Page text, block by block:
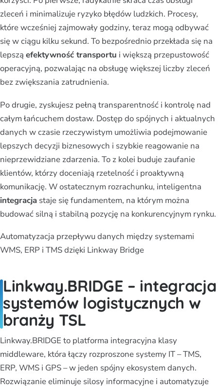
zleceń i minimalizuje ryzyko błędów ludzkich. Procesy,
które wcześniej zajmowały godziny, teraz mogą odbywać
się w ciągu kilku sekund. To bezpośrednio przekłada się na
lepszą efektywność transportu i większą przepustowość
operacyjną, pozwalając na obsługę większej liczby zleceń
bez zwiększania zatrudnienia.
Po drugie, zyskujesz pełną transparentność i kontrolę nad
całym łańcuchem dostaw. Dostęp do spójnych i aktualnych
danych w czasie rzeczywistym umożliwia podejmowanie
lepszych decyzji biznesowych i szybkie reagowanie na
nieprzewidziane zdarzenia. To z kolei buduje zaufanie
klientów, którzy doceniają rzetelność i proaktywną
komunikację. W ostatecznym rozrachunku, inteligentna
integracja staje się fundamentem, na którym można
budować silną i stabilną pozycję na konkurencyjnym rynku.
Automatyzacja przepływu danych między systemami
WMS, ERP i TMS dzięki Linkway Bridge
Linkway.BRIDGE – integracja
systemów logistycznych w
branży TSL
Linkway.BRIDGE to platforma integracyjna klasy
middleware, która łączy rozproszone systemy IT – TMS,
ERP, WMS i GPS – w jeden spójny ekosystem danych.
Rozwiązanie eliminuje silosy informacyjne i automatyzuje